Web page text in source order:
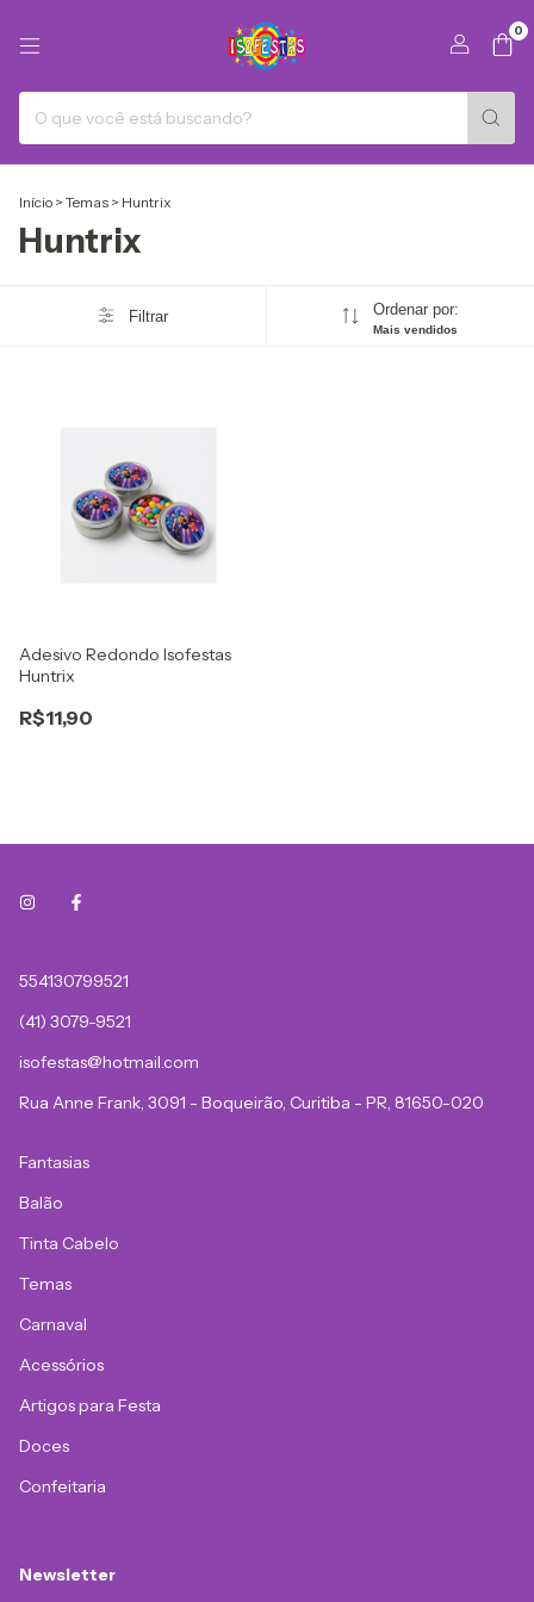
0
Início > Temas > Huntrix
Huntrix
Filtrar Ordenar por:
Mais vendidos
Adesivo Redondo Isofestas
Huntrix
R$11,90
554130799521
(41) 3079-9521
isofestas@hotmail.com
Rua Anne Frank, 3091 - Boqueirão, Curitiba - PR, 81650-020
Fantasias
Balão
Tinta Cabelo
Temas
Carnaval
Acessórios
Artigos para Festa
Doces
Confeitaria
Newsletter